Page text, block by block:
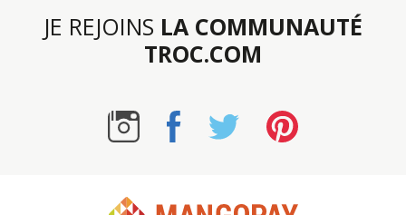
JE REJOINS LA COMMUNAUTÉ
TROC.COM